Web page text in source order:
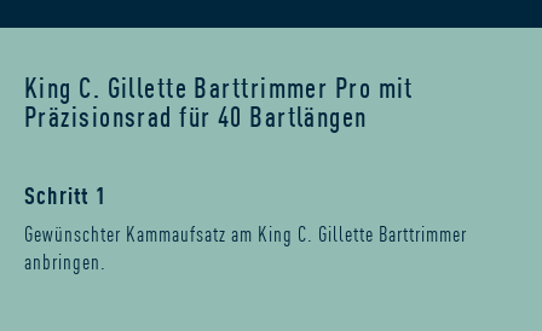
King C. Gillette Barttrimmer Pro mit
Präzisionsrad für 40 Bartlängen
Schritt 1
Gewünschter Kammaufsatz am King C. Gillette Barttrimmer
anbringen.